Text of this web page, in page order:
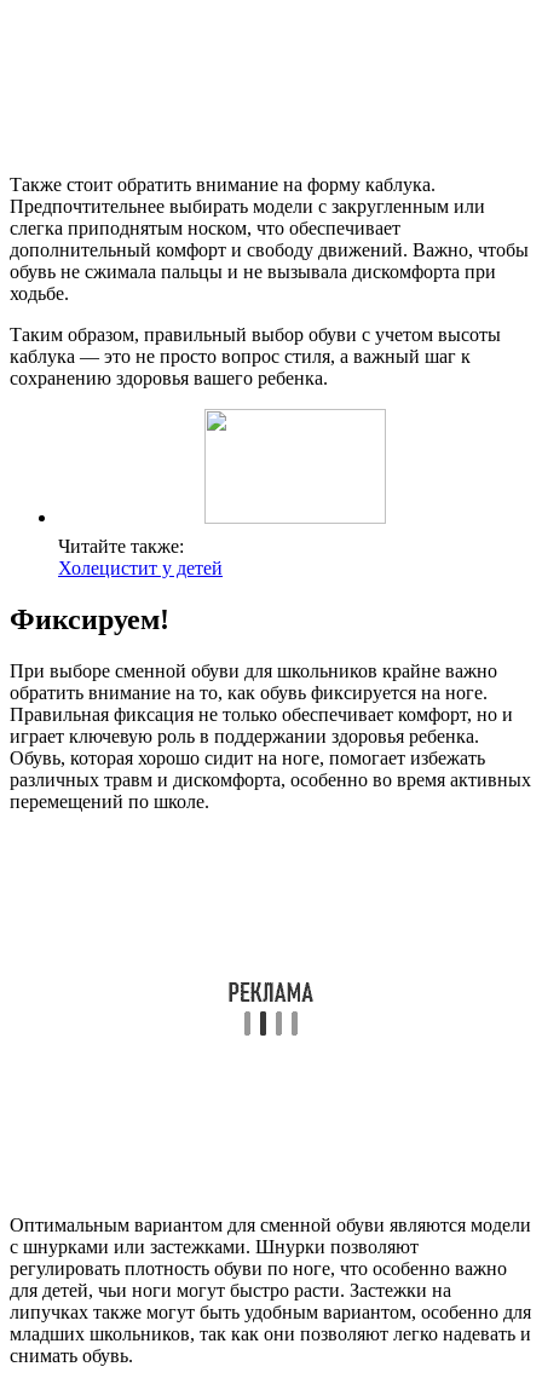
Также стоит обратить внимание на форму каблука.
Предпочтительнее выбирать модели с закругленным или
слегка приподнятым носком, что обеспечивает
дополнительный комфорт и свободу движений. Важно, чтобы
обувь не сжимала пальцы и не вызывала дискомфорта при
ходьбе.
Таким образом, правильный выбор обуви с учетом высоты
каблука — это не просто вопрос стиля, а важный шаг к
сохранению здоровья вашего ребенка.
Читайте также:
Холецистит у детей
Фиксируем!
При выборе сменной обуви для школьников крайне важно
обратить внимание на то, как обувь фиксируется на ноге.
Правильная фиксация не только обеспечивает комфорт, но и
играет ключевую роль в поддержании здоровья ребенка.
Обувь, которая хорошо сидит на ноге, помогает избежать
различных травм и дискомфорта, особенно во время активных
перемещений по школе.
Оптимальным вариантом для сменной обуви являются модели
с шнурками или застежками. Шнурки позволяют
регулировать плотность обуви по ноге, что особенно важно
для детей, чьи ноги могут быстро расти. Застежки на
липучках также могут быть удобным вариантом, особенно для
младших школьников, так как они позволяют легко надевать и
снимать обувь.